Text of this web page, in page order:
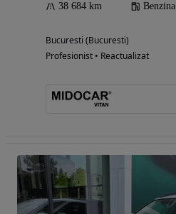
38 684 km Benzina
Bucuresti (Bucuresti)
Profesionist • Reactualizat